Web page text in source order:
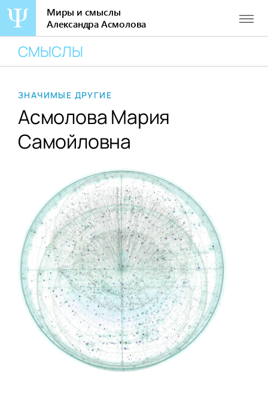
содержанию
Миры и смыслы
Александра Асмолова
СМЫСЛЫ
ЗНАЧИМЫЕ ДРУГИЕ
Асмолова Мария
Самойловна